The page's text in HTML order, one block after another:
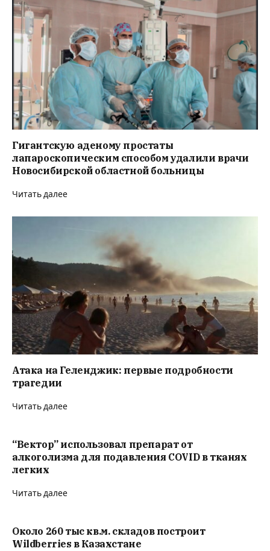
Гигантскую аденому простаты
лапароскопическим способом удалили врачи
Новосибирской областной больницы
Читать далее
Атака на Геленджик: первые подробности
трагедии
Читать далее
“Вектор” использовал препарат от
алкоголизма для подавления COVID в тканях
легких
Читать далее
Около 260 тыс кв.м. складов построит
Wildberries в Казахстане